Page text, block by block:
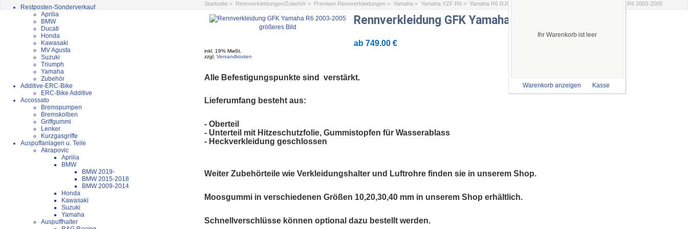
Ihr Warenkorb ist leer
Warenkorb anzeigen Kasse
Restposten-Sonderverkauf
Aprilia
BMW
Ducati
Honda
Kawasaki
MV Agusta
Suzuki
Triumph
Yamaha
Zubehör
Additive-ERC-Bike
ERC-Bike Additive
Accossato
Bremspumpen
Bremskolben
Griffgummi
Lenker
Kurzgasgriffe
Auspuffanlagen u. Teile
Akrapovic
Aprilia
BMW
BMW 2019-
BMW 2015-2018
BMW 2009-2014
Honda
Kawasaki
Suzuki
Yamaha
Auspuffhalter
Startseite > Rennverkleidungen/Zubehör > Premium Rennverkleidungen > Yamaha > Yamaha YZF R6 > Yamaha R6 RJ05 2003-2005 > Rennverkleidung GFK Yamaha R6 2003-2005
größeres Bild Rennverkleidung GFK Yamaha R6 2003-2005
ab 749.00 €
inkl. 19% MwSt.
zzgl. Versandkosten
Alle Befestigungspunkte sind verstärkt.
Lieferumfang besteht aus:
- Oberteil
- Unterteil mit Hitzeschutzfolie, Gummistopfen für Wasserablass
- Heckverkleidung geschlossen
Weiter Zubehörteile wie Verkleidungshalter und Luftrohre finden sie in unserem Shop.
Moosgummi in verschiedenen Größen 10,20,30,40 mm in unserem Shop erhältlich.
Schnellverschlüsse können optional dazu bestellt werden.